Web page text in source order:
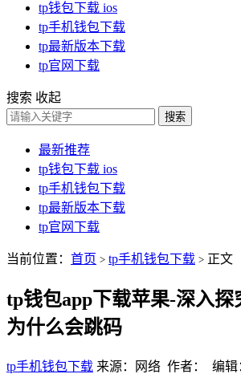
tp钱包下载 ios
tp手机钱包下载
tp最新版本下载
tp官网下载
搜索 收起
搜索
最新推荐
tp钱包下载 ios
tp手机钱包下载
tp最新版本下载
tp官网下载
当前位置： 首页 > tp手机钱包下载 > 正文
tp钱包app下载苹果-深入探
为什么会跳码
tp手机钱包下载 来源：网络 作者： 编辑